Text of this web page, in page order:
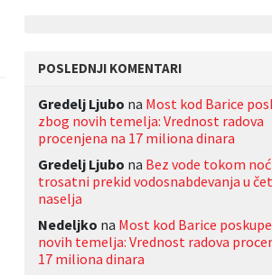
POSLEDNJI KOMENTARI
Gredelj Ljubo na Most kod Barice
zbog novih temelja: Vrednost radova
procenjena na 17 miliona dinara
Gredelj Ljubo na Bez vode tokom
trosatni prekid vodosnabdevanja u
naselja
Nedeljko na Most kod Barice
novih temelja: Vrednost radova
17 miliona dinara